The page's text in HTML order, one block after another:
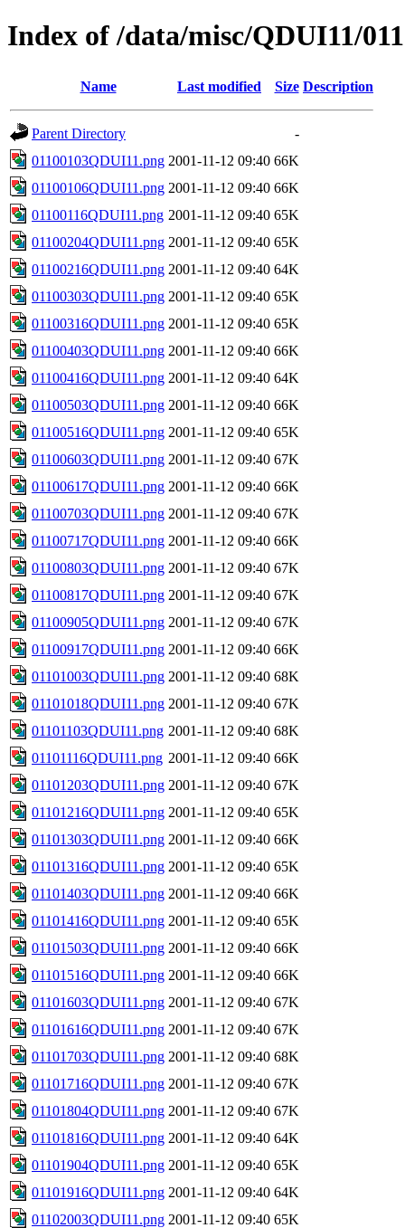
Index of /data/misc/QDUI11/
Name Last modified Size Description
Parent Directory
-
01100103QDUI11.png 2001-11-12 09:40 66K
01100106QDUI11.png 2001-11-12 09:40 66K
01100116QDUI11.png 2001-11-12 09:40 65K
01100204QDUI11.png 2001-11-12 09:40 65K
01100216QDUI11.png 2001-11-12 09:40 64K
01100303QDUI11.png 2001-11-12 09:40 65K
01100316QDUI11.png 2001-11-12 09:40 65K
01100403QDUI11.png 2001-11-12 09:40 66K
01100416QDUI11.png 2001-11-12 09:40 64K
01100503QDUI11.png 2001-11-12 09:40 66K
01100516QDUI11.png 2001-11-12 09:40 65K
01100603QDUI11.png 2001-11-12 09:40 67K
01100617QDUI11.png 2001-11-12 09:40 66K
01100703QDUI11.png 2001-11-12 09:40 67K
01100717QDUI11.png 2001-11-12 09:40 66K
01100803QDUI11.png 2001-11-12 09:40 67K
01100817QDUI11.png 2001-11-12 09:40 67K
01100905QDUI11.png 2001-11-12 09:40 67K
01100917QDUI11.png 2001-11-12 09:40 66K
01101003QDUI11.png 2001-11-12 09:40 68K
01101018QDUI11.png 2001-11-12 09:40 67K
01101103QDUI11.png 2001-11-12 09:40 68K
01101116QDUI11.png 2001-11-12 09:40 66K
01101203QDUI11.png 2001-11-12 09:40 67K
01101216QDUI11.png 2001-11-12 09:40 65K
01101303QDUI11.png 2001-11-12 09:40 66K
01101316QDUI11.png 2001-11-12 09:40 65K
01101403QDUI11.png 2001-11-12 09:40 66K
01101416QDUI11.png 2001-11-12 09:40 65K
01101503QDUI11.png 2001-11-12 09:40 66K
01101516QDUI11.png 2001-11-12 09:40 66K
01101603QDUI11.png 2001-11-12 09:40 67K
01101616QDUI11.png 2001-11-12 09:40 67K
01101703QDUI11.png 2001-11-12 09:40 68K
01101716QDUI11.png 2001-11-12 09:40 67K
01101804QDUI11.png 2001-11-12 09:40 67K
01101816QDUI11.png 2001-11-12 09:40 64K
01101904QDUI11.png 2001-11-12 09:40 65K
01101916QDUI11.png 2001-11-12 09:40 64K
01102003QDUI11.png 2001-11-12 09:40 65K